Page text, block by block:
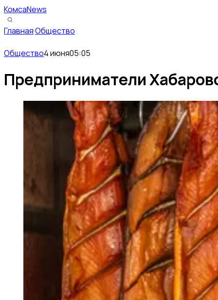
КомсаNews
Главная·Общество
Общество4 июня05:05
Предприниматели